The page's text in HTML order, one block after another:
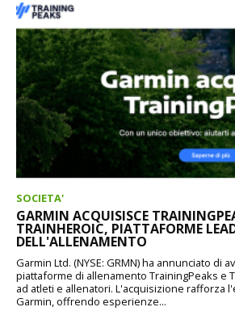
SOCIETA'
GARMIN ACQUISISCE
TRAINHEROIC, PIATTAFORME
DELL'ALLENAMENTO
Garmin Ltd. (NYSE: GRMN) ha annunciato di
piattaforme di allenamento TrainingPeaks e
ad atleti e allenatori. L'acquisizione rafforza
Garmin, offrendo esperienze...